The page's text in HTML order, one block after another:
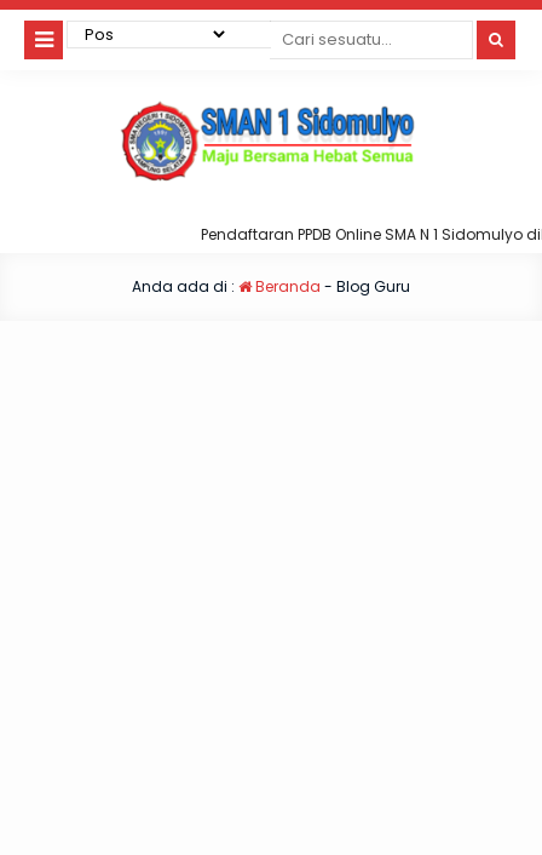
Pendaftaran PPDB Online SMA N 1
Anda ada di : Beranda - Blog Guru